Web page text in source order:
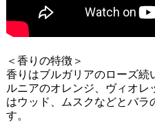
＜香りの特徴＞
香りはブルガリアのローズ続
ルニアのオレンジ、ヴィオレ
はウッド、ムスクなどとバラ
す。